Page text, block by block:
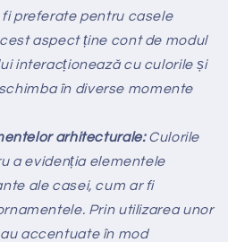
preferate pentru casele
aspect ține cont de modul
interacționează cu culorile și
în diverse momente
arhitecturale:Culorile
a evidenția elementele
ale casei, cum ar fi
Prin utilizarea unor
accentuate în mod